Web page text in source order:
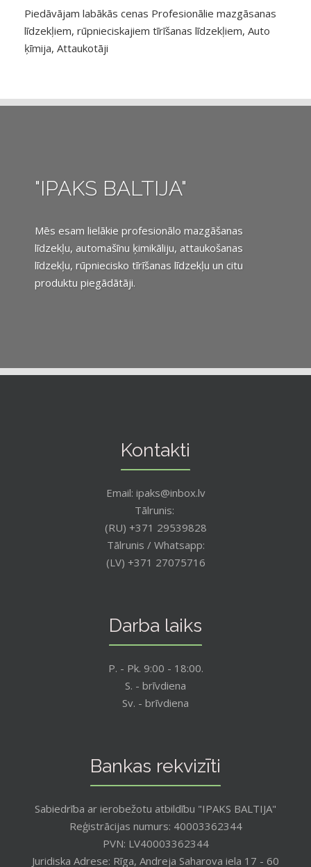
Piedāvājam labākās cenas Profesionālie mazgāsanas
līdzekļiem, rūpnieciskajiem tīrīšanas līdzekļiem, Auto
ķīmija, Attaukotāji
"IPAKS BALTIJA"
Mēs esam lielākie profesionālo mazgāšanas
līdzekļu, automašīnu ķimikāliju, attaukošanas
līdzekļu, rūpniecisko tīrīšanas līdzekļu un citu
produktu piegādātāji.
Kontakti
Email: ipaks@inbox.lv
Tālrunis:
(RU) +371 29539828
Tālrunis / Whatsapp:
(LV) +371 27075716
Darba laiks
P. - Pk. 9:00 - 18:00.
S. - brīvdiena
Sv. - brīvdiena
Bankas rekvizīti
Sabiedrība ar ierobežotu atbildību "IPAKS BALTIJA"
Reģistrācijas numurs: 40003362344
PVN: LV40003362344
Juridiska Adrese: Rīga, Andreja Saharova iela 17 - 60